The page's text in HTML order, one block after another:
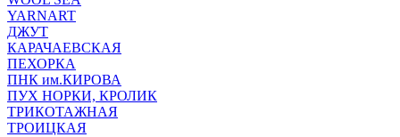
YARNART
ДЖУТ
КАРАЧАЕВСКАЯ
ПЕХОРКА
ПНК им.КИРОВА
ПУХ НОРКИ, КРОЛИК
ТРИКОТАЖНАЯ
ТРОИЦКАЯ